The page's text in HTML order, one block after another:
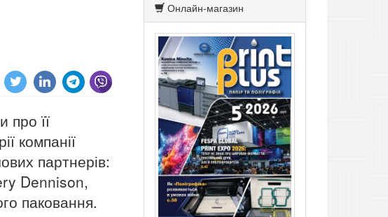
про її
компанії
партнерів:
Dennison,
паковання.
Онлайн-магазин